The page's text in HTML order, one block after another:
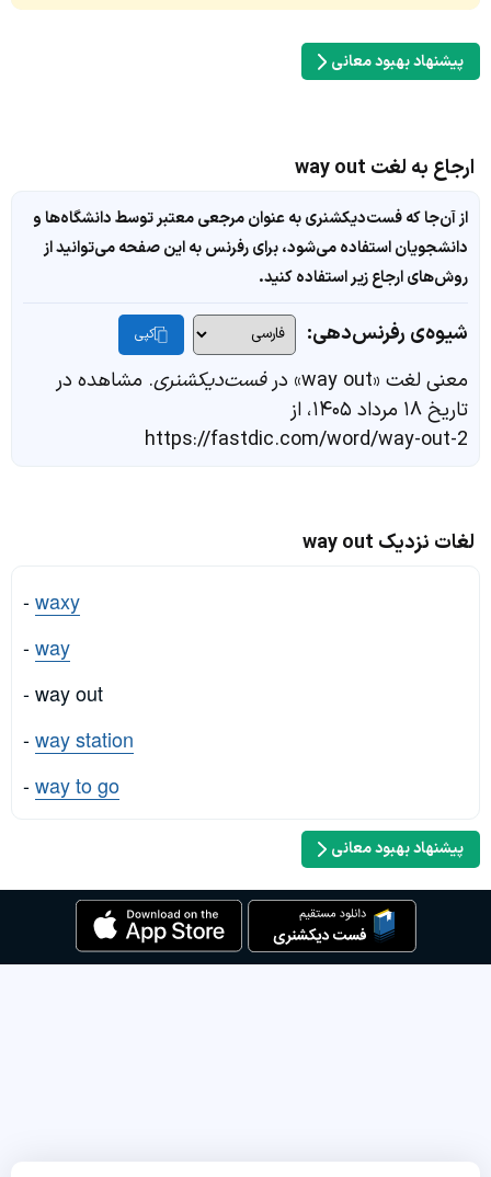
پیشنهاد بهبود معانی
ارجاع به لغت way out
از آن‌جا که فست‌دیکشنری به عنوان مرجعی معتبر توسط دانشگاه‌ها و
دانشجویان استفاده می‌شود، برای رفرنس به این صفحه می‌توانید از
روش‌های ارجاع زیر استفاده کنید.
شیوه‌ی رفرنس‌دهی: کپی
معنی لغت «way out» در فست‌دیکشنری. مشاهده در
تاریخ ۱۸ مرداد ۱۴۰۵، از
https://fastdic.com/word/way-out-2
لغات نزدیک way out
-waxy
-way
- way out
-way station
-way to go
پیشنهاد بهبود معانی